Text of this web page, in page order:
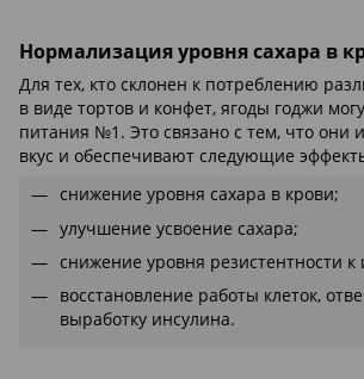
Нормализация уровня сахара в
Для тех, кто склонен к потреблению
в виде тортов и конфет, ягоды годжи
питания №1. Это связано с тем, что они
вкус и обеспечивают следующие
снижение уровня сахара в крови;
улучшение усвоение сахара;
снижение уровня резистентности к
восстановление работы клеток,
выработку инсулина.